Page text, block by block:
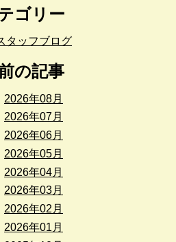
ゴリー
タッフブログ
の記事
2026年08月
2026年07月
2026年06月
2026年05月
2026年04月
2026年03月
2026年02月
2026年01月